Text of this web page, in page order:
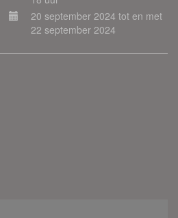
20 september 2024 tot en met
22 september 2024